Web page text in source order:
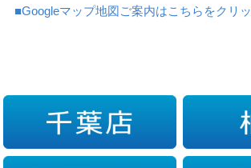
■Googleマップ地図ご案内はこちらをクリッ